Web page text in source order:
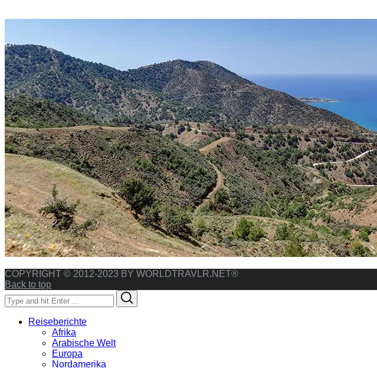
COPYRIGHT © 2012-2023 BY WORLDTRAVLR.NET®
Back to top
Search
for:
Reiseberichte
Afrika
Arabische Welt
Europa
Nordamerika